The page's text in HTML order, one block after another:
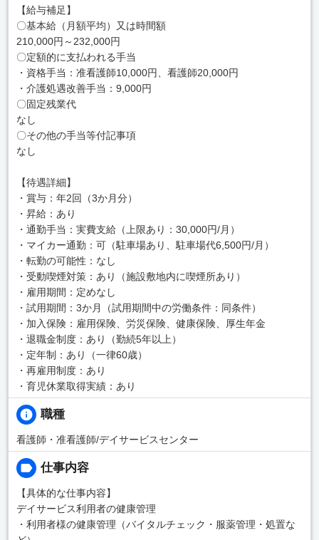
【給与補足】
〇基本給（月額平均）又は時間額
210,000円～232,000円
〇定額的に支払われる手当
・資格手当：准看護師10,000円、看護師20,000円
・介護処遇改善手当：9,000円
〇固定残業代
なし
〇その他の手当等付記事項
なし
【待遇詳細】
・賞与：年2回（3か月分）
・昇給：あり
・通勤手当：実費支給（上限あり：30,000円/月）
・マイカー通勤：可（駐車場あり、駐車場代6,500円/月）
・転勤の可能性：なし
・受動喫煙対策：あり（施設敷地内に喫煙所あり）
・雇用期間：定めなし
・試用期間：3か月（試用期間中の労働条件：同条件）
・加入保険：雇用保険、労災保険、健康保険、厚生年金
・退職金制度：あり（勤続5年以上）
・定年制：あり（一律60歳）
・再雇用制度：あり
・育児休業取得実績：あり
職種
看護師・准看護師/デイサービスセンター
仕事内容
【具体的な仕事内容】
デイサービス利用者の健康管理
・利用者様の健康管理（バイタルチェック・服薬管理・処置な